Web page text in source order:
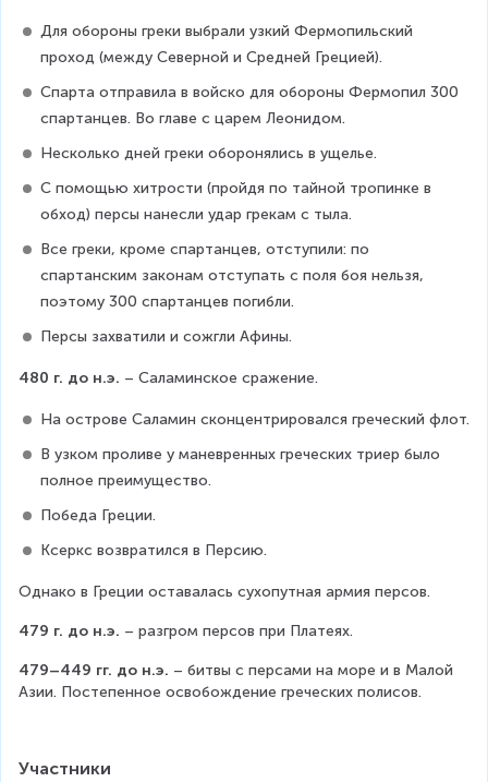
Для обороны греки выбрали узкий Фермопильский
проход (между Северной и Средней Грецией).
Спарта отправила в войско для обороны Фермопил 300
спартанцев. Во главе с царем Леонидом.
Несколько дней греки оборонялись в ущелье.
С помощью хитрости (пройдя по тайной тропинке в
обход) персы нанесли удар грекам с тыла.
Все греки, кроме спартанцев, отступили: по
спартанским законам отступать с поля боя нельзя,
поэтому 300 спартанцев погибли.
Персы захватили и сожгли Афины.
480 г. до н.э. – Саламинское сражение.
На острове Саламин сконцентрировался греческий флот.
В узком проливе у маневренных греческих триер было
полное преимущество.
Победа Греции.
Ксеркс возвратился в Персию.
Однако в Греции оставалась сухопутная армия персов.
479 г. до н.э. – разгром персов при Платеях.
479–449 гг. до н.э. – битвы с персами на море и в Малой
Азии. Постепенное освобождение греческих полисов.
Участники